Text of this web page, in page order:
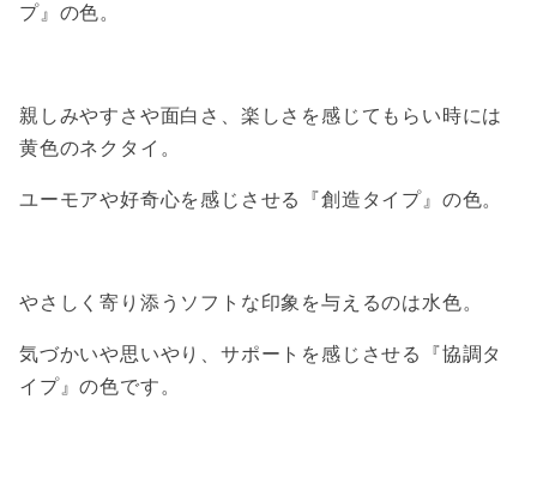
プ』の色。
親しみやすさや面白さ、楽しさを感じてもらい時には
黄色のネクタイ。
ユーモアや好奇心を感じさせる『創造タイプ』の色。
やさしく寄り添うソフトな印象を与えるのは水色。
気づかいや思いやり、サポートを感じさせる『協調タ
イプ』の色です。